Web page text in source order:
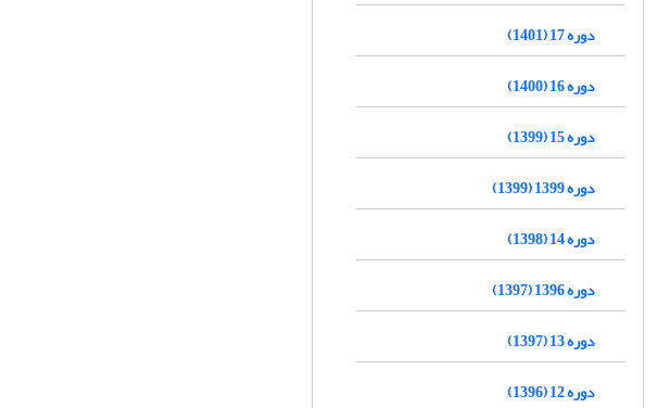
دوره 17 (1401)
دوره 16 (1400)
دوره 15 (1399)
دوره 1399 (1399)
دوره 14 (1398)
دوره 1396 (1397)
دوره 13 (1397)
دوره 12 (1396)